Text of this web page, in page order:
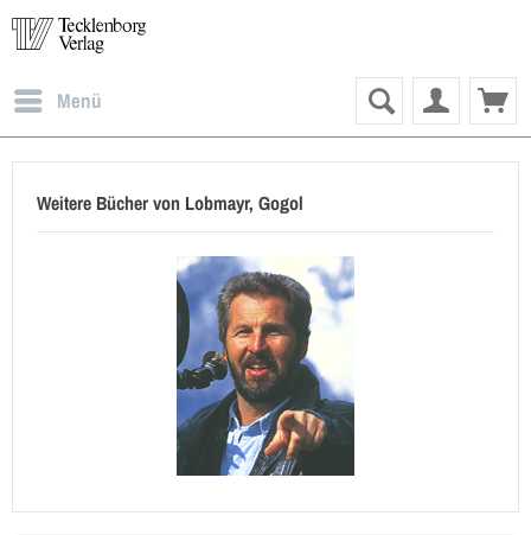
Menü
Weitere Bücher von Lobmayr, Gogol